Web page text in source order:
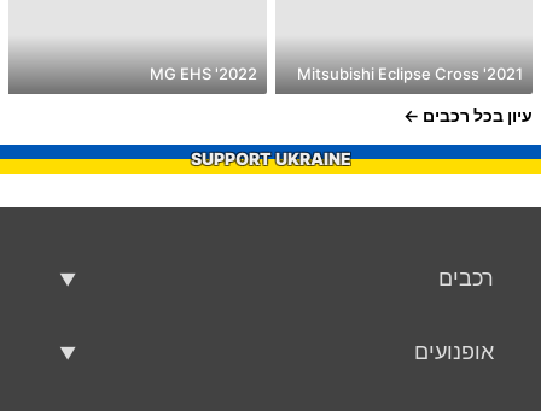
2021' Mitsubishi Eclipse Cross
2022' MG EHS
עיון בכל רכבים
SUPPORT UKRAINE
רכבים
אופנועים